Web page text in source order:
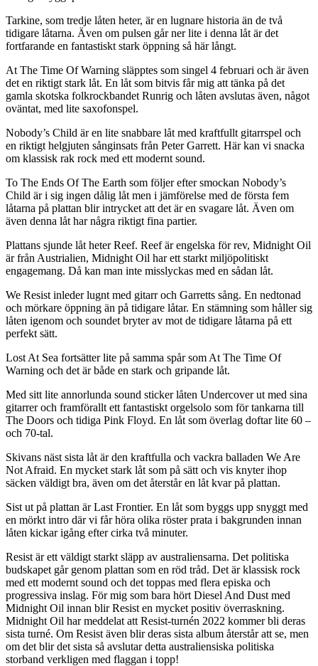
Tarkine, som tredje låten heter, är en lugnare historia än de två
tidigare låtarna. Även om pulsen går ner lite i denna låt är det
fortfarande en fantastiskt stark öppning så här långt.
At The Time Of Warning släpptes som singel 4 februari och är även
det en riktigt stark låt. En låt som bitvis får mig att tänka på det
gamla skotska folkrockbandet Runrig och låten avslutas även, något
oväntat, med lite saxofonspel.
Nobody’s Child är en lite snabbare låt med kraftfullt gitarrspel och
en riktigt helgjuten sånginsats från Peter Garrett. Här kan vi snacka
om klassisk rak rock med ett modernt sound.
To The Ends Of The Earth som följer efter smockan Nobody’s
Child är i sig ingen dålig låt men i jämförelse med de första fem
låtarna på plattan blir intrycket att det är en svagare låt. Även om
även denna låt har några riktigt fina partier.
Plattans sjunde låt heter Reef. Reef är engelska för rev, Midnight Oil
är från Austrialien, Midnight Oil har ett starkt miljöpolitiskt
engagemang. Då kan man inte misslyckas med en sådan låt.
We Resist inleder lugnt med gitarr och Garretts sång. En nedtonad
och mörkare öppning än på tidigare låtar. En stämning som håller sig
låten igenom och soundet bryter av mot de tidigare låtarna på ett
perfekt sätt.
Lost At Sea fortsätter lite på samma spår som At The Time Of
Warning och det är både en stark och gripande låt.
Med sitt lite annorlunda sound sticker låten Undercover ut med sina
gitarrer och framförallt ett fantastiskt orgelsolo som för tankarna till
The Doors och tidiga Pink Floyd. En låt som överlag doftar lite 60 –
och 70-tal.
Skivans näst sista låt är den kraftfulla och vackra balladen We Are
Not Afraid. En mycket stark låt som på sätt och vis knyter ihop
säcken väldigt bra, även om det återstår en låt kvar på plattan.
Sist ut på plattan är Last Frontier. En låt som byggs upp snyggt med
en mörkt intro där vi får höra olika röster prata i bakgrunden innan
låten kickar igång efter cirka två minuter.
Resist är ett väldigt starkt släpp av australiensarna. Det politiska
budskapet går genom plattan som en röd tråd. Det är klassisk rock
med ett modernt sound och det toppas med flera episka och
progressiva inslag. För mig som bara hört Diesel And Dust med
Midnight Oil innan blir Resist en mycket positiv överraskning.
Midnight Oil har meddelat att Resist-turnén 2022 kommer bli deras
sista turné. Om Resist även blir deras sista album återstår att se, men
om det blir det sista så avslutar detta australiensiska politiska
storband verkligen med flaggan i topp!